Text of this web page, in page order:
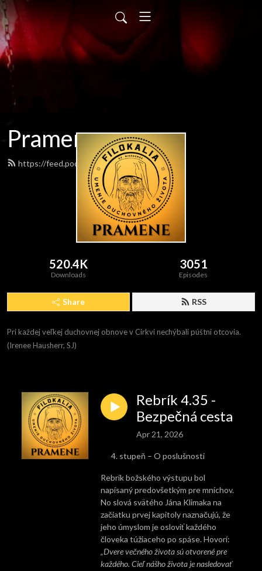
Pramene
https://feed.podbean.com/pramene/feed.xml
520.4K
Downloads
3051
Episodes
Share RSS
Pri každej veľkej duchovnej obnove v Cirkvi nechýbali púštni otcovia.
(Irenee Hausherr, SJ)
Rebrík 4.35 -
Bezpečná cesta
Apr 21, 2026
stupeň – O poslušnosti
Rebrík božského výstupu bol
napísaný predovšetkým pre mníchov.
No slová svätého Jána Klimaka na
začiatku prvej kapitoly naznačujú, že
jeho úmyslom je osloviť každého
človeka túžiaceho po spáse. Hovorí:
„Dvere večného života sú otvorené pre
každého. Cieľ nášho života je nasledovať